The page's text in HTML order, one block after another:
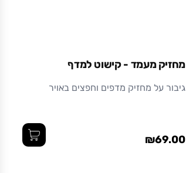
מחזיק מעמד - קישוט למדף
גיבור על מחזיק מדפים וחפצים באויר
₪69.00